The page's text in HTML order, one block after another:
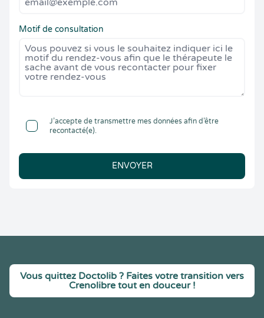
Motif de consultation
J’accepte de transmettre mes données afin d’être
recontacté(e).
ENVOYER
Vous quittez Doctolib ? Faites votre transition vers
Crenolibre tout en douceur !